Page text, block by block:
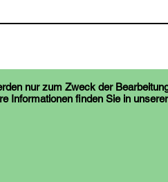
nur zum Zweck der
Informationen finden Sie in unserer